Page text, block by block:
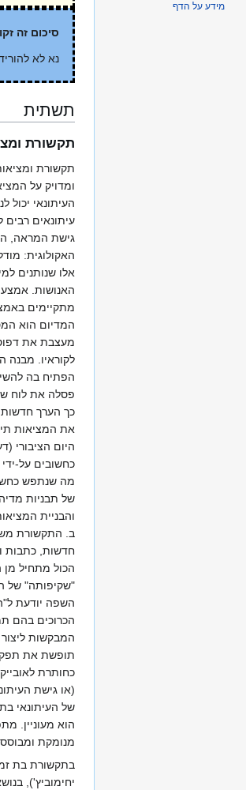
סיכום זה
נא לא
תשתית
תקשורת
תקשורת
העיתונאי
עיתונאים
גישת המראה,
האקולוגית:
אלו שנותנים
האנושות.
מתקיימים
המדיום הוא
מעצבת את
לקוראיו.
הפתיח בה
כך הערך
את המציאות
היום הציבורי
כחשובים על-
מה שנתפש
של תבניות
והבניית
ב. התקשורת
חדשות, כתבות
הכול מתחיל מן
"שקיפותה" של
השפה יודעת
הכרוכים בהם
המבקשות
תופשת את
כחותרת
של העיתונאי
הוא מעוניין.
מנומקת
בתקשורת בת
יחימוביץ'),
מידע על הדף